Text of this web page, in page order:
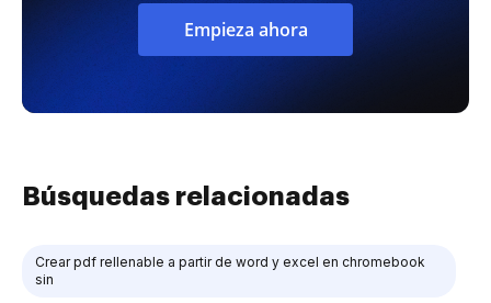
Empieza ahora
Búsquedas relacionadas
Crear pdf rellenable a partir de word y excel en chromebook
sin